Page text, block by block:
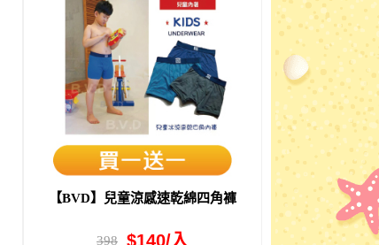
【BVD】兒童涼感速乾綿四角褲
398 $140/入